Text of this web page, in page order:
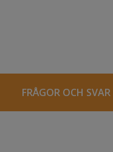
FRÅGOR OCH SVAR